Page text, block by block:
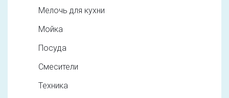
Мелочь для кухни
Мойка
Посуда
Смесители
Техника